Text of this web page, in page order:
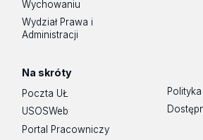
Wychowaniu
Wydział Prawa i
Administracji
Na skróty
Poczta UŁ
USOSWeb
Portal Pracowniczy